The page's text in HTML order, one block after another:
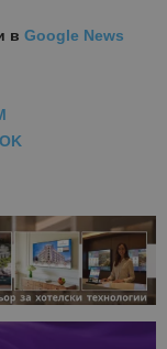
в Google News